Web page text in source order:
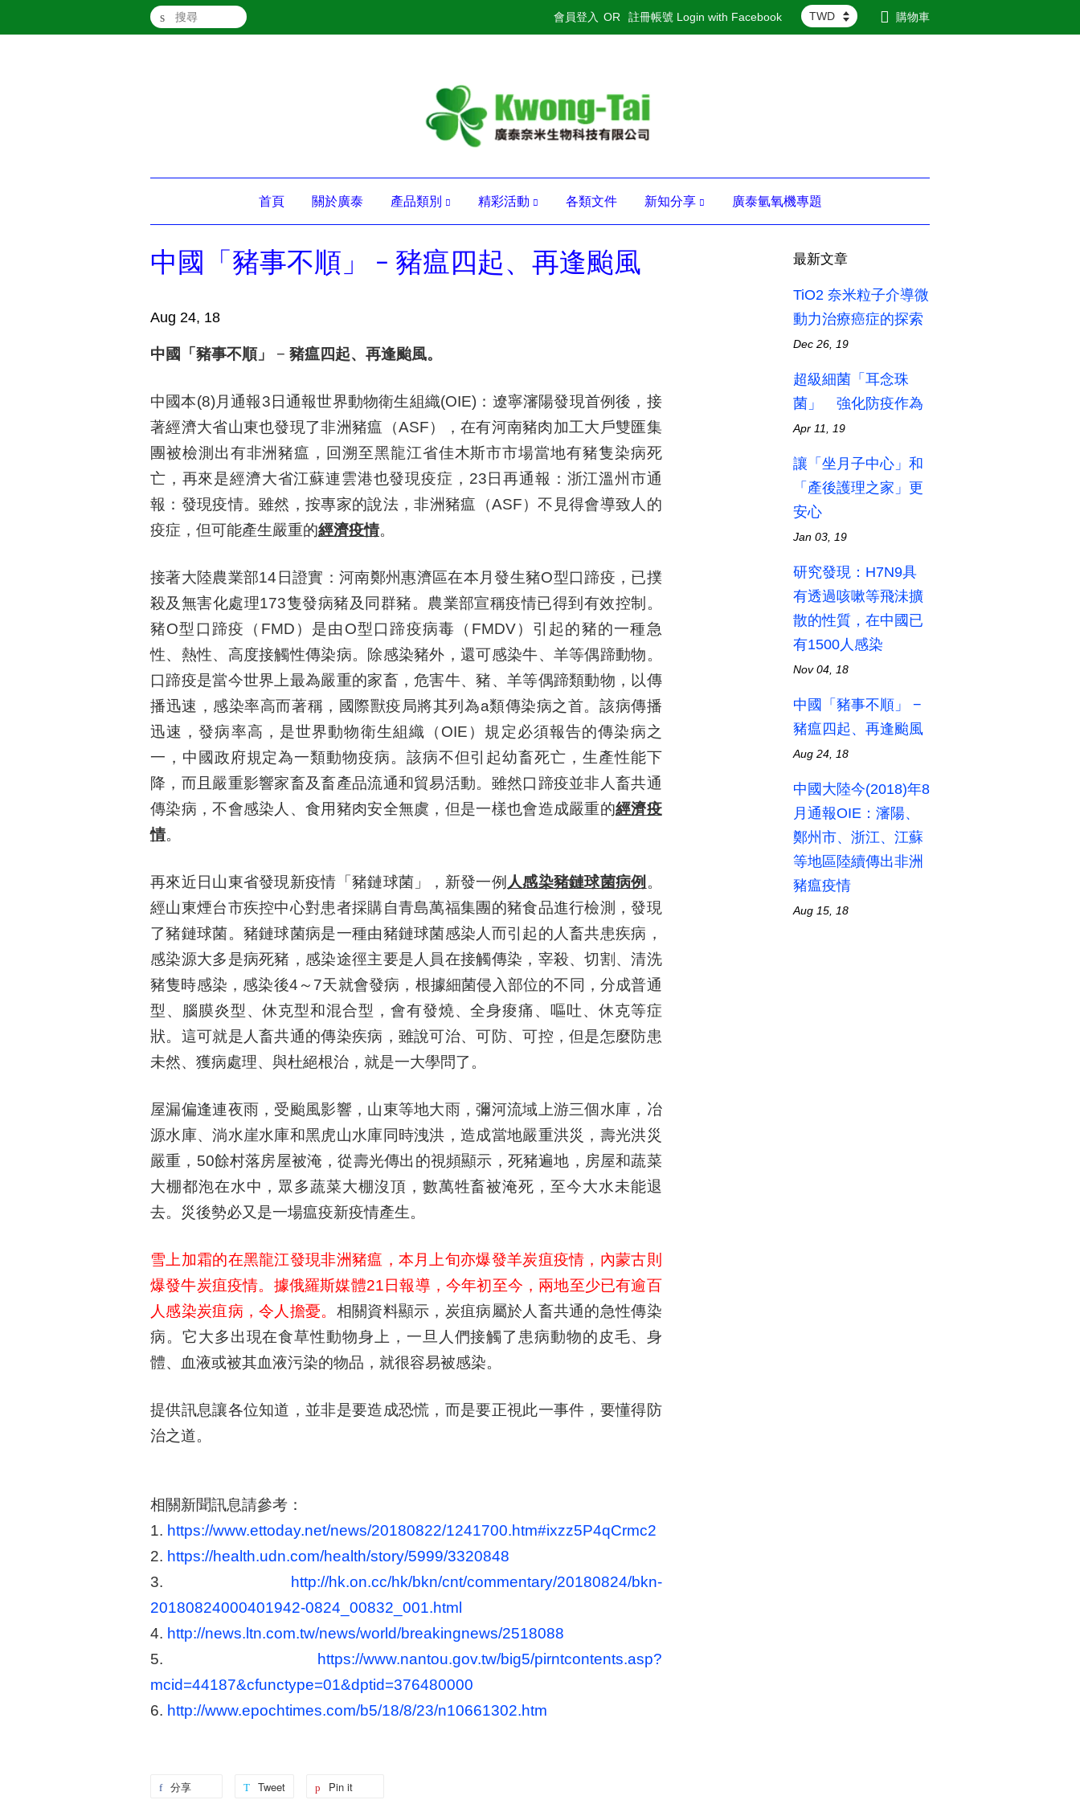
搜尋 會員登入 OR 註冊帳號 Login with Facebook 購物車
首頁 關於廣泰 產品類別 精彩活動 各類文件 新知分享 廣泰氫氧機專題
中國「豬事不順」 − 豬瘟四起、再逢颱風
Aug 24, 18
中國「豬事不順」 − 豬瘟四起、再逢颱風。
中國本(8)月通報3日通報世界動物衛生組織(OIE)：遼寧瀋陽發現首例後，接
著經濟大省山東也發現了非洲豬瘟（ASF），在有河南豬肉加工大戶雙匯集
團被檢測出有非洲豬瘟，回溯至黑龍江省佳木斯市市場當地有豬隻染病死
亡，再來是經濟大省江蘇連雲港也發現疫症，23日再通報：浙江溫州市通
報：發現疫情。雖然，按專家的說法，非洲豬瘟（ASF）不見得會導致人的
疫症，但可能產生嚴重的經濟疫情。
接著大陸農業部14日證實：河南鄭州惠濟區在本月發生豬O型口蹄疫，已撲
殺及無害化處理173隻發病豬及同群豬。農業部宣稱疫情已得到有效控制。
豬O型口蹄疫（FMD）是由O型口蹄疫病毒（FMDV）引起的豬的一種急
性、熱性、高度接觸性傳染病。除感染豬外，還可感染牛、羊等偶蹄動物。
口蹄疫是當今世界上最為嚴重的家畜，危害牛、豬、羊等偶蹄類動物，以傳
播迅速，感染率高而著稱，國際獸疫局將其列為a類傳染病之首。該病傳播
迅速，發病率高，是世界動物衛生組織（OIE）規定必須報告的傳染病之
一，中國政府規定為一類動物疫病。該病不但引起幼畜死亡，生產性能下
降，而且嚴重影響家畜及畜產品流通和貿易活動。雖然口蹄疫並非人畜共通
傳染病，不會感染人、食用豬肉安全無虞，但是一樣也會造成嚴重的經濟疫
情。
再來近日山東省發現新疫情「豬鏈球菌」，新發一例 人感染豬鏈球菌病例 。
經山東煙台市疾控中心對患者採購自青島萬福集團的豬食品進行檢測，發現
了豬鏈球菌。豬鏈球菌病是一種由豬鏈球菌感染人而引起的人畜共患疾病，
感染源大多是病死豬，感染途徑主要是人員在接觸傳染，宰殺、切割、清洗
豬隻時感染，感染後4～7天就會發病，根據細菌侵入部位的不同，分成普通
型、腦膜炎型、休克型和混合型，會有發燒、全身痠痛、嘔吐、休克等症
狀。這可就是人畜共通的傳染疾病，雖說可治、可防、可控，但是怎麼防患
未然、獲病處理、與杜絕根治，就是一大學問了。
屋漏偏逢連夜雨，受颱風影響，山東等地大雨，彌河流域上游三個水庫，冶
源水庫、淌水崖水庫和黑虎山水庫同時洩洪，造成當地嚴重洪災，壽光洪災
嚴重，50餘村落房屋被淹，從壽光傳出的視頻顯示，死豬遍地，房屋和蔬菜
大棚都泡在水中，眾多蔬菜大棚沒頂，數萬牲畜被淹死，至今大水未能退
去。災後勢必又是一場瘟疫新疫情產生。
雪上加霜的在黑龍江發現非洲豬瘟，本月上旬亦爆發羊炭疽疫情，內蒙古則
爆發牛炭疽疫情。據俄羅斯媒體21日報導，今年初至今，兩地至少已有逾百
人感染炭疽病，令人擔憂。 相關資料顯示，炭疽病屬於人畜共通的急性傳染
病。它大多出現在食草性動物身上，一旦人們接觸了患病動物的皮毛、身
體、血液或被其血液污染的物品，就很容易被感染。
提供訊息讓各位知道，並非是要造成恐慌，而是要正視此一事件，要懂得防
治之道。
相關新聞訊息請參考：
1. https://www.ettoday.net/news/20180822/1241700.htm#ixzz5P4qCrmc2
2. https://health.udn.com/health/story/5999/3320848
3.
http://hk.on.cc/hk/bkn/cnt/commentary/20180824/bkn-
20180824000401942-0824_00832_001.html
4. http://news.ltn.com.tw/news/world/breakingnews/2518088
5.
https://www.nantou.gov.tw/big5/pirntcontents.asp?
mcid=44187&cfunctype=01&dptid=376480000
6. http://www.epochtimes.com/b5/18/8/23/n10661302.htm
分享 Tweet Pin it
最新文章
TiO2 奈米粒子介導微
動力治療癌症的探索
Dec 26, 19
超級細菌「耳念珠
菌」 強化防疫作為
Apr 11, 19
讓「坐月子中心」和
「產後護理之家」更
安心
Jan 03, 19
研究發現：H7N9具
有透過咳嗽等飛沬擴
散的性質，在中國已
有1500人感染
Nov 04, 18
中國「豬事不順」 −
豬瘟四起、再逢颱風
Aug 24, 18
中國大陸今(2018)年8
月通報OIE：瀋陽、
鄭州市、浙江、江蘇
等地區陸續傳出非洲
豬瘟疫情
Aug 15, 18